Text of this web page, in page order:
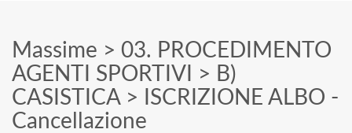
Massime > 03. PROCEDIMENTO
AGENTI SPORTIVI
> B)
CASISTICA>
ISCRIZIONE ALBO -
Cancellazione